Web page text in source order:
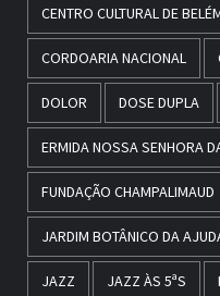
CENTRO CULTURAL DE
CORDOARIA NACIONAL
DOLOR DOSE DUPLA
ERMIDA NOSSA SENHORA
FUNDAÇÃO CHAMPALIMAUD
JARDIM BOTÂNICO DA
JAZZ JAZZ ÀS 5ªS